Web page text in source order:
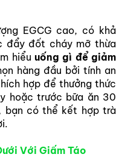
EGCG cao, có khả
đẩy đốt cháy mỡ thừa
hiểu uống gì để giảm
hàng đầu bởi tính an
hợp để thưởng thức
hoặc trước bữa ăn 30
bạn có thể kết hợp trà
Với Giấm Táo